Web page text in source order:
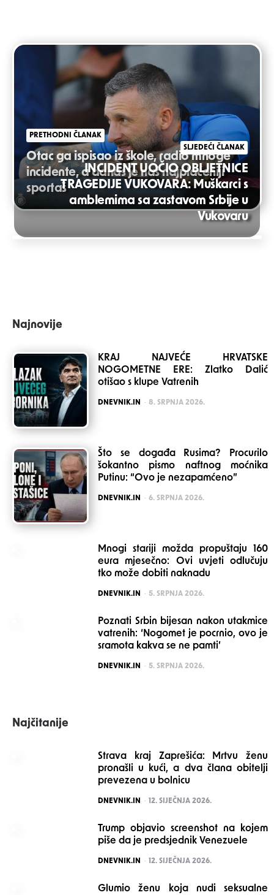
Post
navigation
PRETHODNI ČLANAK
Otac ga ispisao iz škole, radio mnoge
incidente, a danas je naš najplaćeniji
sportaš
SLJEDEĆI ČLANAK
INCIDENT UOČIO OBLJETNICE
TRAGEDIJE VUKOVARA: Muškarci s
amblemima sa zastavom Srbije u
Vukovaru
Najnovije
KRAJ NAJVEĆE HRVATSKE
NOGOMETNE ERE: Zlatko Dalić
otišao s klupe Vatrenih
POSTED
DNEVNIK.IN 8. SRPNJA 2026.
Što se događa Rusima? Procurilo
šokantno pismo naftnog moćnika
Putinu: “Ovo je nezapamćeno”
POSTED
DNEVNIK.IN 6. SRPNJA 2026.
Mnogi stariji možda propuštaju 160
eura mjesečno: Ovi uvjeti odlučuju
tko može dobiti naknadu
POSTED
DNEVNIK.IN 5. SRPNJA 2026.
Poznati Srbin bijesan nakon utakmice
vatrenih: ‘Nogomet je pocrnio, ovo je
sramota kakva se ne pamti’
POSTED
DNEVNIK.IN 5. SRPNJA 2026.
Najčitanije
Strava kraj Zaprešića: Mrtvu ženu
pronašli u kući, a dva člana obitelji
prevezena u bolnicu
POSTED
DNEVNIK.IN 12. SIJEČNJA 2026.
Trump objavio screenshot na kojem
piše da je predsjednik Venezuele
POSTED
DNEVNIK.IN 12. SIJEČNJA 2026.
Glumio ženu koja nudi seksualne